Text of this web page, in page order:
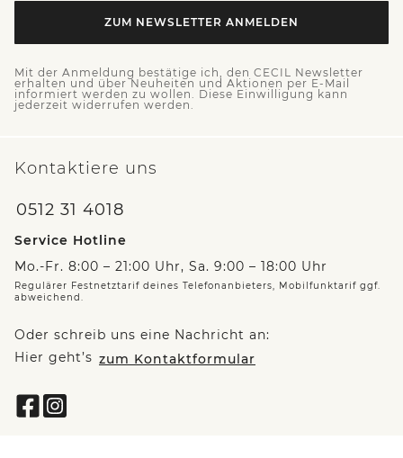
ZUM NEWSLETTER ANMELDEN
Mit der Anmeldung bestätige ich, den CECIL Newsletter
erhalten und über Neuheiten und Aktionen per E-Mail
informiert werden zu wollen. Diese Einwilligung kann
jederzeit widerrufen werden.
Kontaktiere uns
0512 31 4018
Service Hotline
Mo.-Fr. 8:00 – 21:00 Uhr, Sa. 9:00 – 18:00 Uhr
Regulärer Festnetztarif deines Telefonanbieters, Mobilfunktarif ggf.
abweichend.
Oder schreib uns eine Nachricht an:
Hier geht’s zum Kontaktformular